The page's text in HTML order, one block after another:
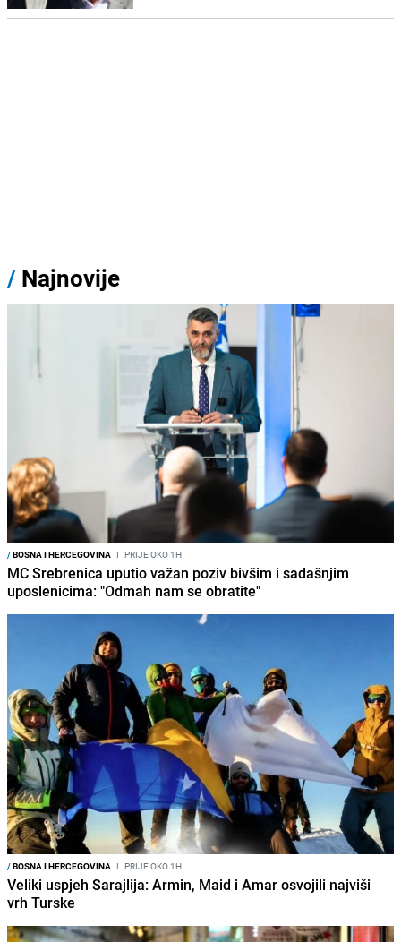
/ Najnovije
/BOSNA I HERCEGOVINA I PRIJE OKO 1H
MC Srebrenica uputio važan poziv bivšim i sadašnjim
uposlenicima: "Odmah nam se obratite"
/BOSNA I HERCEGOVINA I PRIJE OKO 1H
Veliki uspjeh Sarajlija: Armin, Maid i Amar osvojili najviši
vrh Turske